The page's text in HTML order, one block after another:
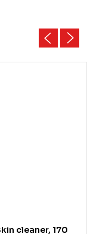
cleaner, 170